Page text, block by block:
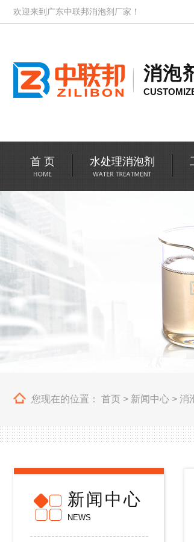
欢迎来到广东中联邦消泡剂厂家！
消泡
首 页 水处理消泡剂
您现在的位置： 首页 > 新闻中心 > 消
新闻中心
NEWS